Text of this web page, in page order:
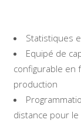
Statistiques
Equipé de
configurable en
production
distance pour le